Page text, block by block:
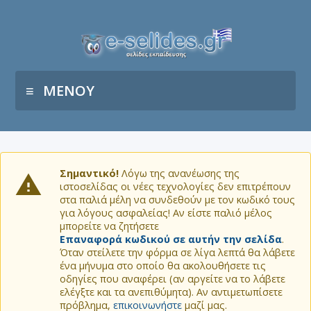
ΜΕΝΟΥ
Σημαντικό! Λόγω της ανανέωσης της
ιστοσελίδας οι νέες τεχνολογίες δεν επιτρέπουν
στα παλιά μέλη να συνδεθούν με τον κωδικό τους
για λόγους ασφαλείας! Αν είστε παλιό μέλος
μπορείτε να ζητήσετε
Επαναφορά κωδικού σε αυτήν την σελίδα.
Όταν στείλετε την φόρμα σε λίγα λεπτά θα λάβετε
ένα μήνυμα στο οποίο θα ακολουθήσετε τις
οδηγίες που αναφέρει (αν αργείτε να το λάβετε
ελέγξτε και τα ανεπιθύμητα). Αν αντιμετωπίσετε
πρόβλημα, επικοινωνήστε μαζί μας.